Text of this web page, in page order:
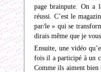
page brainpute. On a
réussi. C’est le
par/le » qui se
dirais même que je
Ensuite, une vidéo
fois il a participé à un
Comme ils aiment